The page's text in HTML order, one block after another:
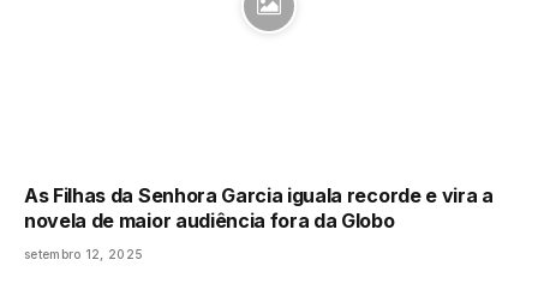
As Filhas da Senhora Garcia iguala recorde e vira a
novela de maior audiência fora da Globo
setembro 12, 2025